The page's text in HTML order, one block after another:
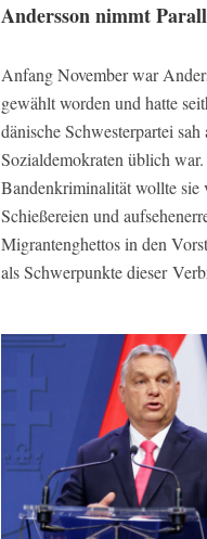
Andersson nimmt
Anfang November war
gewählt worden und hatte
dänische Schwesterpartei
Sozialdemokraten üblich
Bandenkriminalität wollte sie
Schießereien und
Migrantenghettos in den
als Schwerpunkte dieser